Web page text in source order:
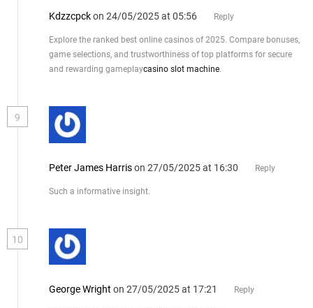
Kdzzcpckon 24/05/2025 at 05:56 Reply
Explore the ranked best online casinos of 2025. Compare bonuses,
game selections, and trustworthiness of top platforms for secure
and rewarding gameplaycasino slot machine.
9
Peter James Harrison 27/05/2025 at 16:30 Reply
Such a informative insight.
10
George Wright on 27/05/2025 at 17:21 Reply